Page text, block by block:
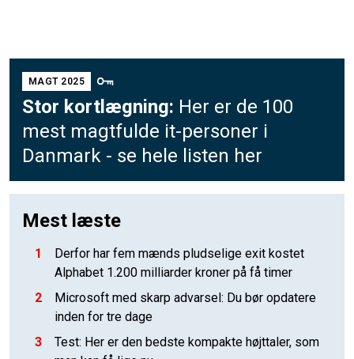
MAGT 2025
Stor kortlægning: Her er de 100
mest magtfulde it-personer i
Danmark - se hele listen her
Mest læste
1
Derfor har fem mænds pludselige exit kostet
Alphabet 1.200 milliarder kroner på få timer
2
Microsoft med skarp advarsel: Du bør opdatere
inden for tre dage
3
Test: Her er den bedste kompakte højttaler, som